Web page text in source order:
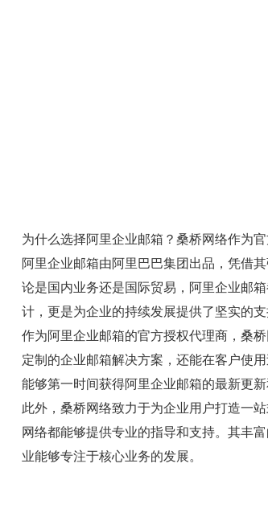
为什么选择阿里企业邮箱？桑桥网络作为
阿里企业邮箱由阿里巴巴集团出品，凭借
论是国内业务还是国际贸易，阿里企业邮
计，更是为企业的持续发展提供了坚实的
作为阿里企业邮箱的官方授权代理商，桑
定制的企业邮箱解决方案，还能在客户使
能够第一时间获得阿里企业邮箱的最新更
此外，桑桥网络致力于为企业用户打造一
网络都能够提供专业的指导和支持。其丰
业能够专注于核心业务的发展。